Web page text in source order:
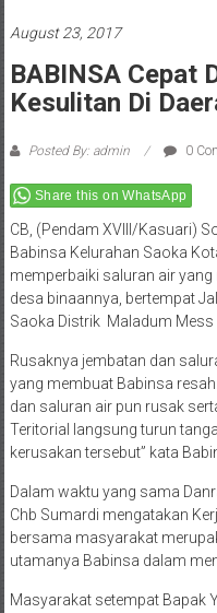
August 23, 2017
BABINSA Cepat
Kesulitan Di
Posted By: admin 0
Share this on WhatsApp
CB, (Pendam XVIII/Kasuari)
Babinsa Kelurahan Saoka
memperbaiki saluran air
desa binaannya, bertempat
Saoka Distrik Maladum
Rusaknya jembatan dan
yang membuat Babinsa
dan saluran air pun rusak
Teritorial langsung turun
kerusakan tersebut” kata
Dalam waktu yang sama
Chb Sumardi mengatakan
bersama masyarakat
utamanya Babinsa dalam
Masyarakat setempat Bapak